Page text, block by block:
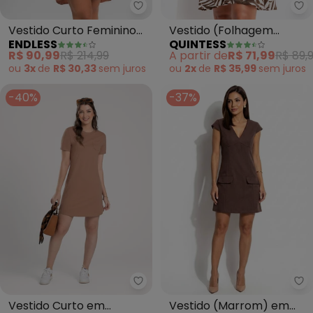
Endless - Vestido Curto
Vestido Curto Feminino
(Marrom)
ENDLESS
R$ 90,99R$ 214,99
ou 3x de R$ 30,33 sem juros
Vestido (Folhagem
Marrom)
QUINTESS
A partir deR$ 71,99R$
ou 2x de R$ 35,99 sem juros
-40%
Cativa - Vestido Curto em
Vestido Curto em
-37%
Vestido (Marrom) em